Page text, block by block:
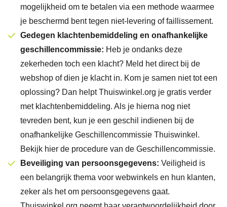
mogelijkheid om te betalen via een methode waarmee
je beschermd bent tegen niet-levering of faillissement.
Gedegen klachtenbemiddeling en onafhankelijke
geschillencommissie: Heb je ondanks deze
zekerheden toch een klacht? Meld het direct bij de
webshop ofdien je klacht in. Kom je samen niet tot een
oplossing? Dan helpt Thuiswinkel.org je gratis verder
met klachtenbemiddeling. Als je hierna nog niet
tevreden bent, kun je een geschil indienen bij de
onafhankelijke Geschillencommissie Thuiswinkel.
Bekijk hier de procedure van de Geschillencommissie.
Beveiliging van persoonsgegevens: Veiligheid is
een belangrijk thema voor webwinkels en hun klanten,
zeker als het om persoonsgegevens gaat.